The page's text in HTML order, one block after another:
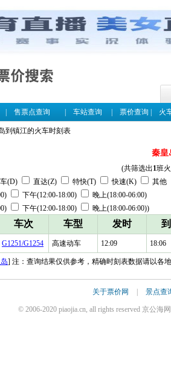
售票点查询 车站查询 票价查询 火
到镇江的火车时刻表
秦皇
(共筛选出1班
(D) 直达(Z) 特快(T) 快速(K)
其他
下午(12:00-18:00)
晚上(18:00-06:00)
下午(12:00-18:00) 晚上(18:00-06:00))
车次 车型 发时
G1251/G1254 高速动车 12:09 18:06
] 注：查询结果仅供参考，精确时刻表数据请以各
关于票价网 | 景点查
© 2006-2020 piaojia.cn, all rights reserved 京公海